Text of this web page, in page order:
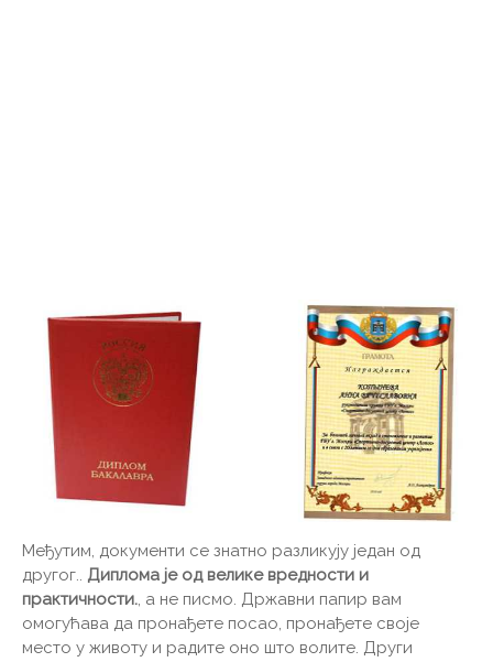
Међутим, документи се знатно разликују један од
другог.. Диплома је од велике вредности и
практичности., а не писмо. Државни папир вам
омогућава да пронађете посао, пронађете своје
место у животу и радите оно што волите. Други